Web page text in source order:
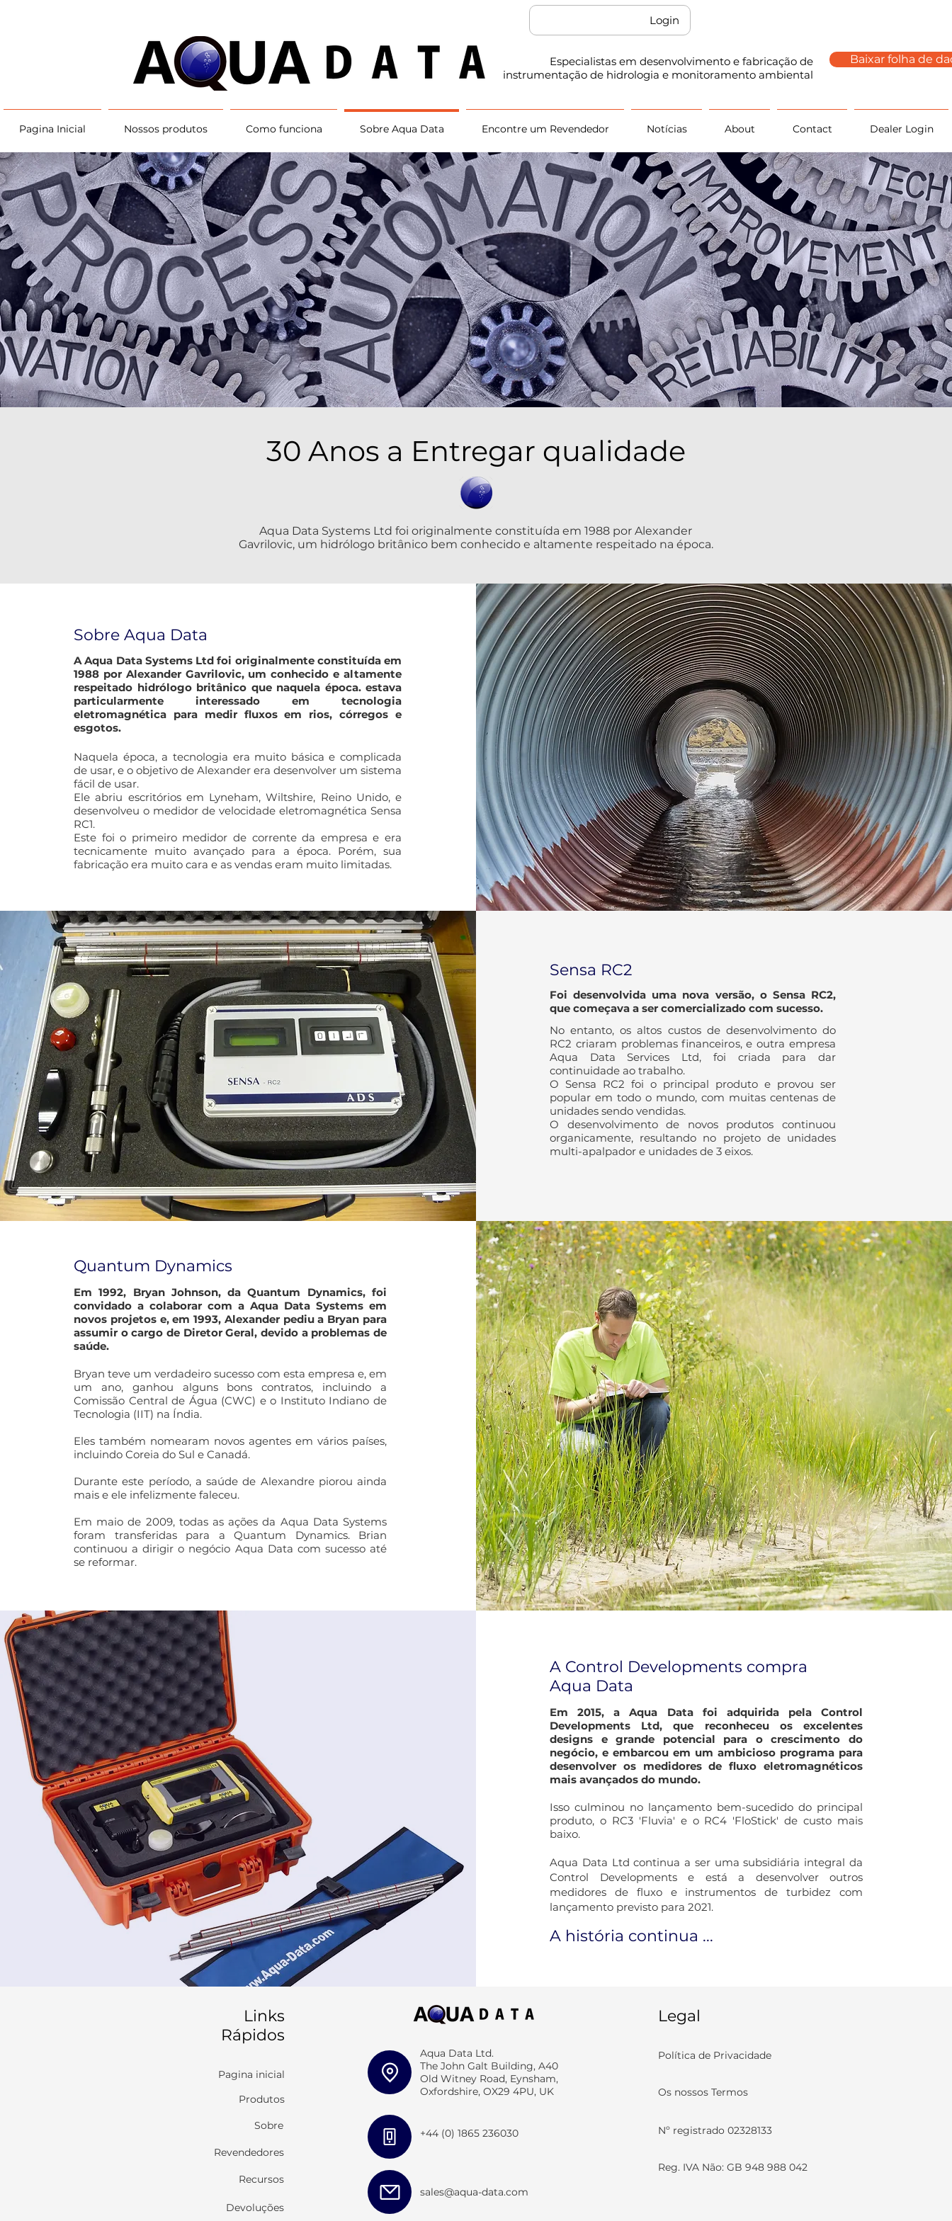
Login
Especialistas em desenvolvimento e fabricação de
instrumentação de hidrologia e monitoramento ambiental
Baixar folha de
Pagina Inicial Nossos produtos Como funciona Sobre Aqua Data Encontre um Revendedor Notícias About Contact Dealer Login
30 Anos a Entregar qualidade
Aqua Data Systems Ltd foi originalmente constituída em 1988 por Alexander
Gavrilovic, um hidrólogo britânico bem conhecido e altamente respeitado na época.
Sobre Aqua Data
A Aqua Data Systems Ltd foi originalmente constituída em
1988 por Alexander Gavrilovic, um conhecido e altamente
respeitado hidrólogo britânico que naquela época.estava
particularmente interessado em tecnologia
eletromagnética para medir fluxos em rios, córregos e
esgotos.
Naquela época, a tecnologia era muito básica e complicada
de usar, e o objetivo de Alexander era desenvolver um sistema
fácil de usar.
Ele abriu escritórios em Lyneham, Wiltshire, Reino Unido, e
desenvolveu o medidor de velocidade eletromagnética Sensa
RC1.
Este foi o primeiro medidor de corrente da empresa e era
tecnicamente muito avançado para a época. Porém, sua
fabricação era muito cara e as vendas eram muito limitadas.
Sensa RC2
Foi desenvolvida uma nova versão, o Sensa RC2,
que começava a ser comercializado com sucesso.
No entanto, os altos custos de desenvolvimento do
RC2 criaram problemas financeiros, e outra empresa
Aqua Data Services Ltd, foi criada para dar
continuidade ao trabalho.
O Sensa RC2 foi o principal produto e provou ser
popular em todo o mundo, com muitas centenas de
unidades sendo vendidas.
O desenvolvimento de novos produtos continuou
organicamente, resultando no projeto de unidades
multi-apalpador e unidades de 3 eixos.
Quantum Dynamics
Em 1992, Bryan Johnson, da Quantum Dynamics, foi
convidado a colaborar com a Aqua Data Systems em
novos projetos e, em 1993, Alexander pediu a Bryan para
assumir o cargo de Diretor Geral, devido a problemas de
saúde.
Bryan teve um verdadeiro sucesso com esta empresa e, em
um ano, ganhou alguns bons contratos, incluindo a
Comissão Central de Água (CWC) e o Instituto Indiano de
Tecnologia (IIT) na Índia.
Eles também nomearam novos agentes em vários países,
incluindo Coreia do Sul e Canadá.
Durante este período, a saúde de Alexandre piorou ainda
mais e ele infelizmente faleceu.
Em maio de 2009, todas as ações da Aqua Data Systems
foram transferidas para a Quantum Dynamics. Brian
continuou a dirigir o negócio Aqua Data com sucesso até
se reformar.
A Control Developments compra
Aqua Data
Em 2015, a Aqua Data foi adquirida pela Control
Developments Ltd, que reconheceu os excelentes
designs e grande potencial para o crescimento do
negócio, e embarcou em um ambicioso programa para
desenvolver os medidores de fluxo eletromagnéticos
mais avançados do mundo.
Isso culminou no lançamento bem-sucedido do principal
produto, o RC3 'Fluvia' e o RC4 'FloStick' de custo mais
baixo.
Aqua Data Ltd continua a ser uma subsidiária integral da
Control Developments e está a desenvolver outros
medidores de fluxo e instrumentos de turbidez com
lançamento previsto para 2021.
A história continua ...
Links
Rápidos
Pagina inicial
Produtos
Sobre
Revendedores
Recursos
Devoluções
Aqua Data Ltd.
The John Galt Building, A40
Old Witney Road, Eynsham,
Oxfordshire, OX29 4PU, UK
+44 (0) 1865 236030
sales@aqua-data.com
Legal
Política de Privacidade
Os nossos Termos
Nº registrado 02328133
Reg. IVA Não: GB 948 988 042